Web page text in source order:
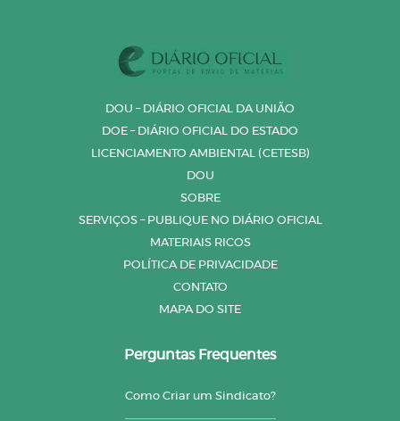
DOU – DIÁRIO OFICIAL DA UNIÃO
DOE – DIÁRIO OFICIAL DO ESTADO
LICENCIAMENTO AMBIENTAL (CETESB)
DOU
SOBRE
SERVIÇOS – PUBLIQUE NO DIÁRIO OFICIAL
MATERIAIS RICOS
POLÍTICA DE PRIVACIDADE
CONTATO
MAPA DO SITE
Perguntas Frequentes
Como Criar um Sindicato?